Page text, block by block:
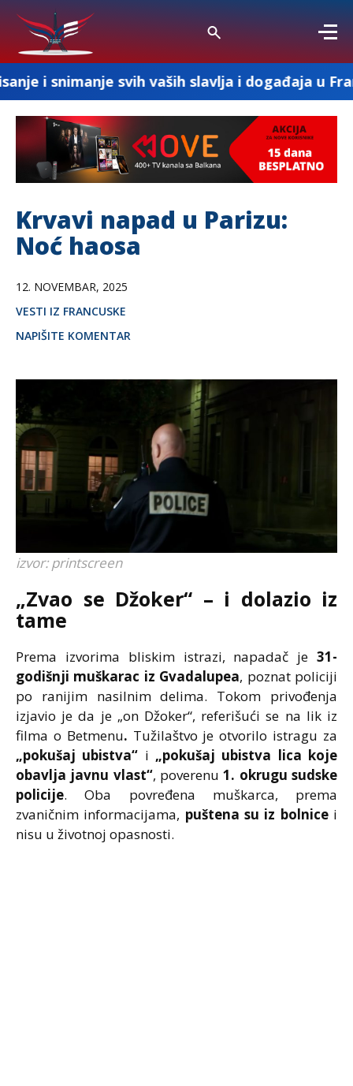
svih vaših slavlja i događaja u Francuskoj
Krvavi napad u Parizu:
Noć haosa
12. NOVEMBAR, 2025
VESTI IZ FRANCUSKE
NAPIŠITE KOMENTAR
izvor: printscreen
„Zvao se Džoker“ – i dolazio iz
tame
Prema izvorima bliskim istrazi, napadač je 31-
godišnji muškarac iz Gvadalupea, poznat policiji
po ranijim nasilnim delima. Tokom privođenja
izjavio je da je „on Džoker“, referišući se na lik iz
filma o Betmenu. Tužilaštvo je otvorilo istragu za
„pokušaj ubistva“ i „pokušaj ubistva lica koje
obavlja javnu vlast“, poverenu1. okrugu sudske
policije. Oba povređena muškarca, prema
zvaničnim informacijama, puštena su iz bolnicei
nisu u životnoj opasnosti.